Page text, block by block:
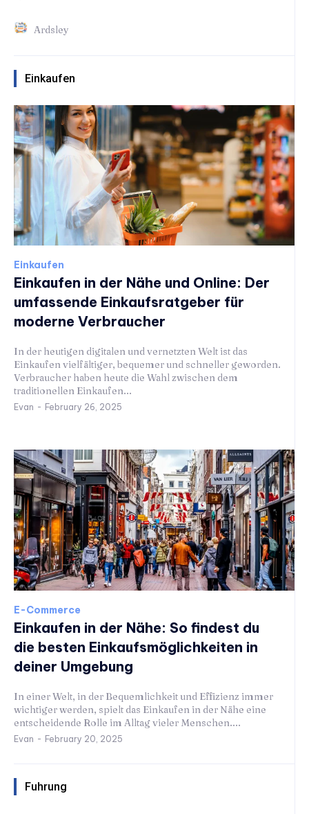
Ardsley
Einkaufen
Einkaufen
Einkaufen in der Nähe und Online: Der
umfassende Einkaufsratgeber für
moderne Verbraucher
In der heutigen digitalen und vernetzten Welt ist das
Einkaufen vielfältiger, bequemer und schneller geworden.
Verbraucher haben heute die Wahl zwischen dem
traditionellen Einkaufen...
Evan - February 26, 2025
E-Commerce
Einkaufen in der Nähe: So findest du
die besten Einkaufsmöglichkeiten in
deiner Umgebung
In einer Welt, in der Bequemlichkeit und Effizienz immer
wichtiger werden, spielt das Einkaufen in der Nähe eine
entscheidende Rolle im Alltag vieler Menschen....
Evan - February 20, 2025
Fuhrung